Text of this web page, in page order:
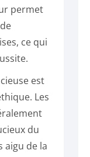
permet
ce qui
est
Les
du
aigu de la